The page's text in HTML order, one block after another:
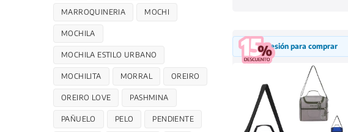
Inicia sesión para comprar
MARROQUINERIA MOCHI
MOCHILA
MOCHILA ESTILO URBANO
MOCHILITA MORRAL OREIRO
OREIRO LOVE PASHMINA
PAÑUELO PELO PENDIENTE